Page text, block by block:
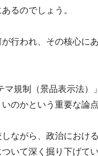
るのでしょう。
行われ、その核心に
規制（景品表示法）
のかという重要な論点
ながら、政治におけ
いて深く掘り下げてい